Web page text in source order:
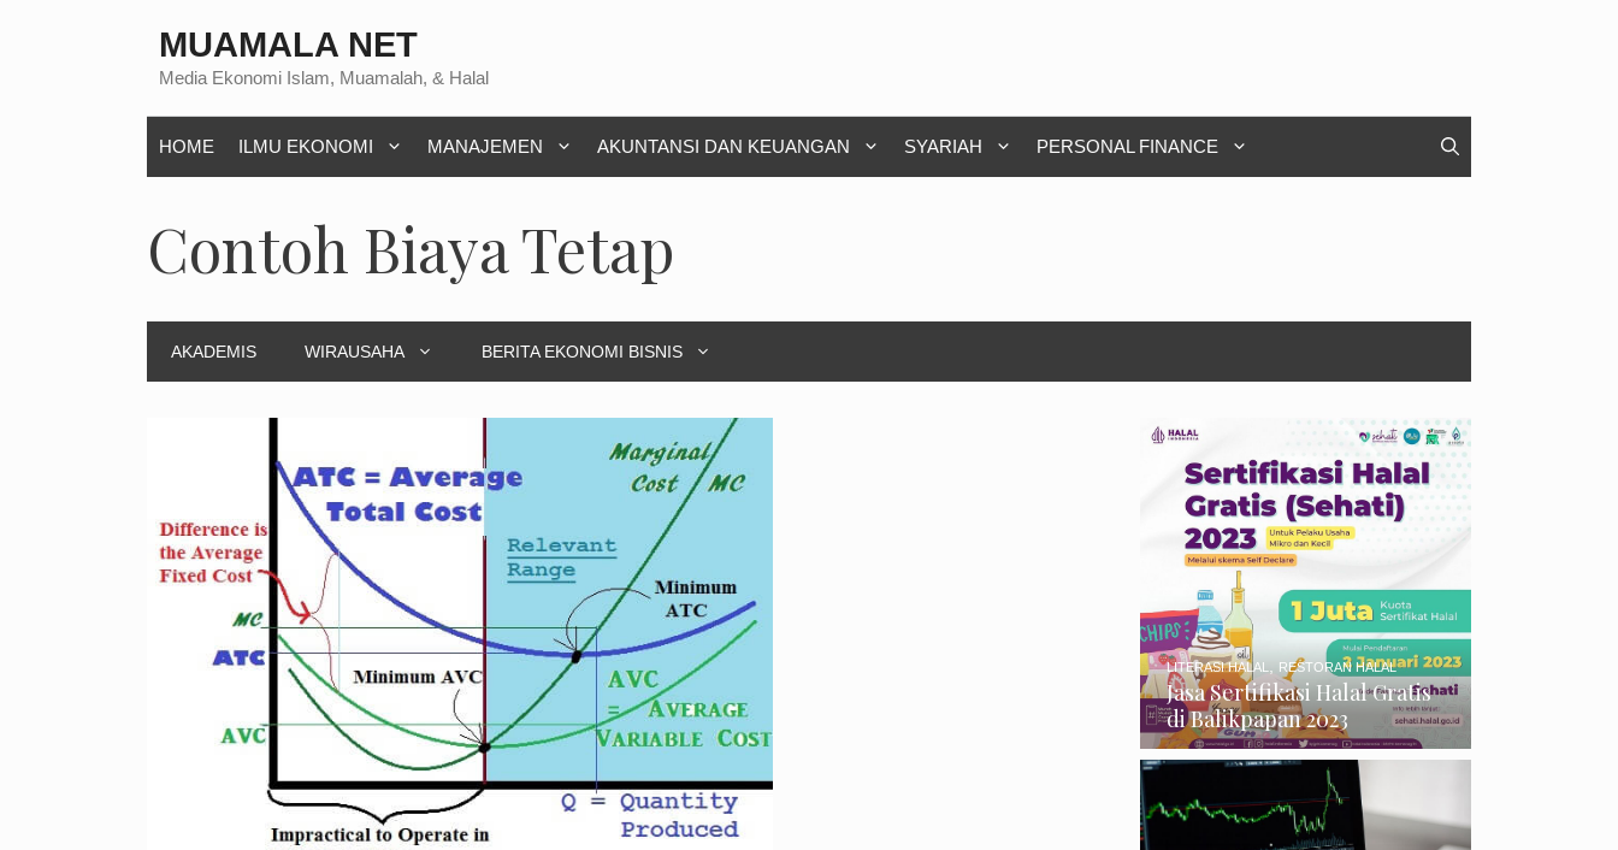
MUAMALA NET
Media Ekonomi Islam, Muamalah, & Halal
HOME ILMU EKONOMI MANAJEMEN AKUNTANSI DAN KEUANGAN SYARIAH PERSONAL FINANCE
Contoh Biaya Tetap
AKADEMIS WIRAUSAHA BERITA EKONOMI BISNIS
Jasa Sertifikasi Halal Gratis
di Balikpapan 2023
LITERASI HALAL , RESTORAN HALAL